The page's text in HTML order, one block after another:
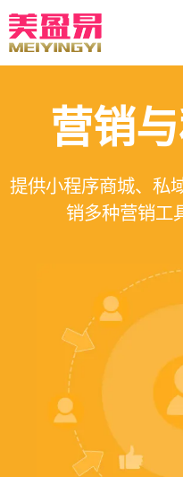
智慧医
一站式解决医美机构
员管理、财
医疗资
支持电子病历、医生
约分配，
高净值
支持客户分级管理、
定制、实现
营销
提供小程序商城、私
销多种营销工